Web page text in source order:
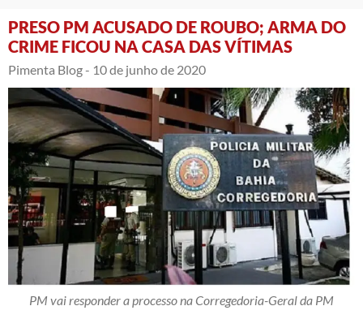
PRESO PM ACUSADO DE ROUBO; ARMA DO
CRIME FICOU NA CASA DAS VÍTIMAS
Pimenta Blog - 10 de junho de 2020
PM vai responder a processo na Corregedoria-Geral da PM